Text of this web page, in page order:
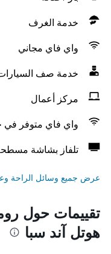
خدمة الغرف
واي فاي مجاني
خدمة صف
مركز أعمال
واي فاي متوفر في
تلفاز بشاشة
عرض جميع وسائل الراحة
تقييمات حول
هوتل آند سبا